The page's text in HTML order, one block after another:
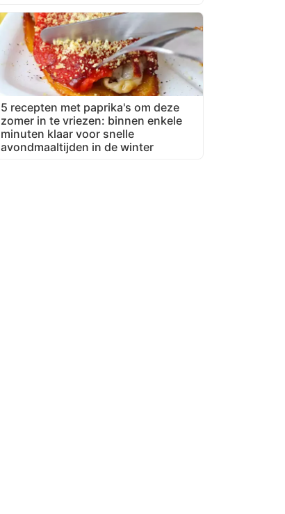
5 recepten met paprika's om deze
zomer in te vriezen: binnen enkele
minuten klaar voor snelle
avondmaaltijden in de winter